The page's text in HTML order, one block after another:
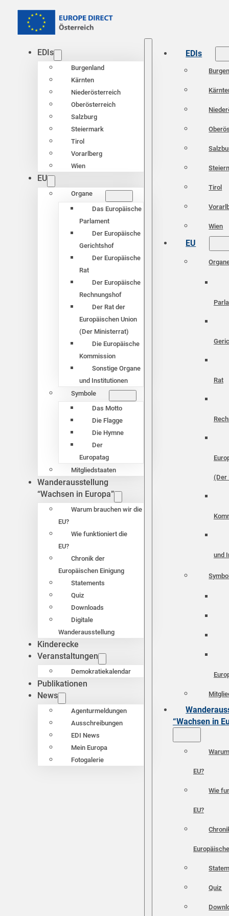
EDIs
Burgenland
Kärnten
Niederösterreich
Oberösterreich
Salzburg
Steiermark
Tirol
Vorarlberg
Wien
EU
Organe
Das Europäische
Parlament
Der Europäische
Gerichtshof
Der Europäische
Rat
Der Europäische
Rechnungshof
Der Rat der
Europäischen Union
(Der Ministerrat)
Die Europäische
Kommission
Sonstige Organe
und Institutionen
Symbole
Das Motto
Die Flagge
Die Hymne
Der
Europatag
Mitgliedstaaten
Wanderausstellung
“Wachsen in Europa”
Warum brauchen wir die
EU?
Wie funktioniert die
EU?
Chronik der
Europäischen Einigung
Statements
Quiz
Downloads
Digitale
Wanderausstellung
Kinderecke
Veranstaltungen
Demokratiekalendar
Publikationen
News
Agenturmeldungen
Ausschreibungen
EDI News
Mein Europa
Fotogalerie
EDIs
Tirol
Wien
EU
Rat
(Der
und
“Wachsen in
EU?
Wie
EU?
Quiz